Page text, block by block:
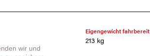
Eigengewicht fahrbereit
213 kg
wir und